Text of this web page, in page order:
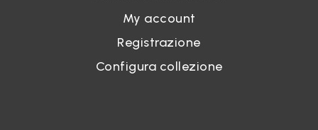
My account
Registrazione
Configura collezione